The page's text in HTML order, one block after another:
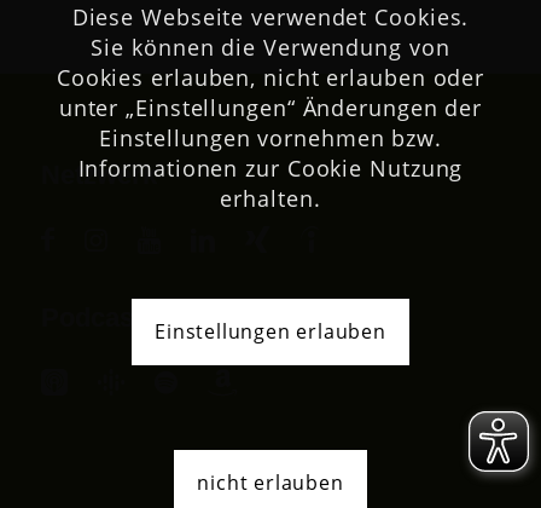
Netzwerk
Diese Webseite verwendet Cookies.
Sie können die Verwendung von
Cookies erlauben, nicht erlauben oder
unter „Einstellungen“ Änderungen der
Einstellungen vornehmen bzw.
Informationen zur Cookie Nutzung
erhalten.
Einstellungen erlauben
nicht erlauben